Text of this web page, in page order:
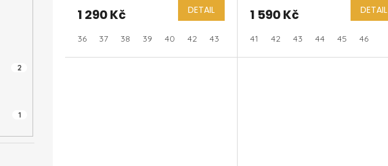
2
1
1 290 Kč DETAIL
36 37 38 39 40 42 43 45 46 47
1 590 Kč DETAIL
41 42 43 44 45 46